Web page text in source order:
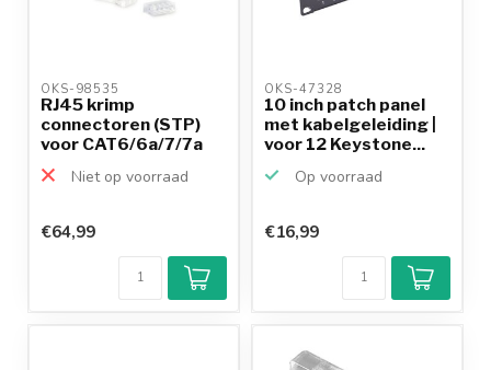
OKS-98535
RJ45 krimp
connectoren (STP)
voor CAT6/6a/7/7a
netwerkkab...
Niet op voorraad
€64,99
OKS-47328
10 inch patch panel
met kabelgeleiding |
voor 12 Keystone...
Op voorraad
€16,99